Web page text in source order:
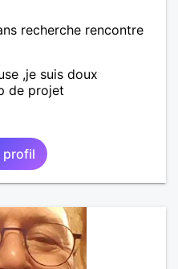
recherche rencontre
,je suis doux
de projet
profil